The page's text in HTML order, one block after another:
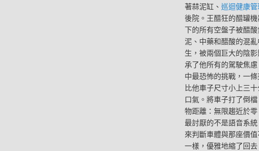
著蒜泥缸、 巡迴健康
後院。王醋狂的醋罐
下的所有空盤子被醋
泥、中藥和醋酸的混
生，被兩個巨大的陰
承了他所有的駕駛焦
中最恐怖的挑戰，一
比他車子尺寸小上三
口氣。將車子打了倒
物距離：無限趨近於
最討厭的不是語音系
來判斷車體與那座價
一樣，優雅地縮了回